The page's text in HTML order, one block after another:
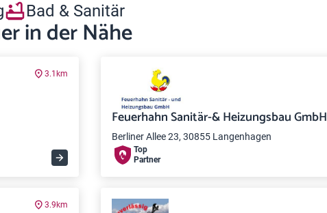
Bad & Sanitär
in der Nähe
3.1km
Feuerhahn Sanitär-& Heizungsbau GmbH
Berliner Allee 23, 30855 Langenhagen
Top
Partner
3.9km